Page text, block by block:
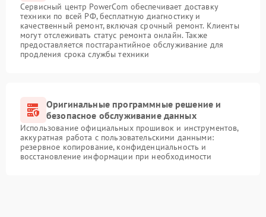
Сервисный центр PowerCom обеспечивает доставку
техники по всей РФ, бесплатную диагностику и
качественный ремонт, включая срочный ремонт. Клиенты
могут отслеживать статус ремонта онлайн. Также
предоставляется постгарантийное обслуживание для
продления срока службы техники
Оригинальные программные решение и
безопасное обслуживание данных
Использование официальных прошивок и инструментов,
аккуратная работа с пользовательскими данными:
резервное копирование, конфиденциальность и
восстановление информации при необходимости